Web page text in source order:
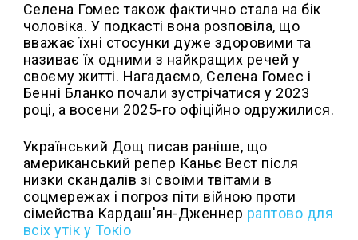
Селена Гомес також фактично стала на бік
чоловіка. У подкасті вона розповіла, що
вважає їхні стосунки дуже здоровими та
називає їх одними з найкращих речей у
своєму житті. Нагадаємо, Селена Гомес і
Бенні Бланко почали зустрічатися у 2023
році, а восени 2025-го офіційно одружилися.
Український Дощ писав раніше, що
американський репер Каньє Вест після
низки скандалів зі своїми твітами в
соцмережах і погроз піти війною проти
сімейства Кардаш'ян-Дженнер раптово для
всіх утік у Токіо